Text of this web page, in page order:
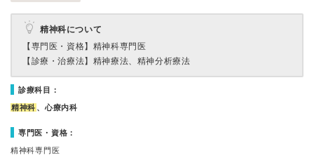
精神科について
【専門医・資格】 精神科専門医
【診療・治療法】 精神療法、精神分析療法
診療科目：
精神科 、心療内科
専門医・資格：
精神科専門医